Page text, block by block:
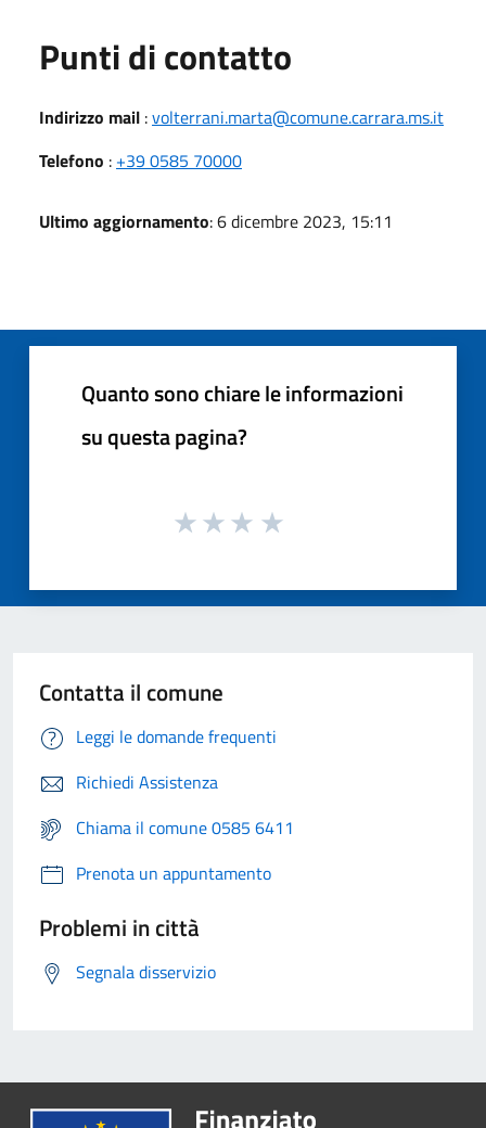
Punti di contatto
Indirizzo mail :volterrani.marta@comune.carrara.ms.it
Telefono : +39 0585 70000
Ultimo aggiornamento: 6 dicembre 2023, 15:11
Quanto sono chiare le informazioni
su questa pagina?
Contatta il comune
Leggi le domande frequenti
Richiedi Assistenza
Chiama il comune 0585 6411
Prenota un appuntamento
Problemi in città
Segnala disservizio